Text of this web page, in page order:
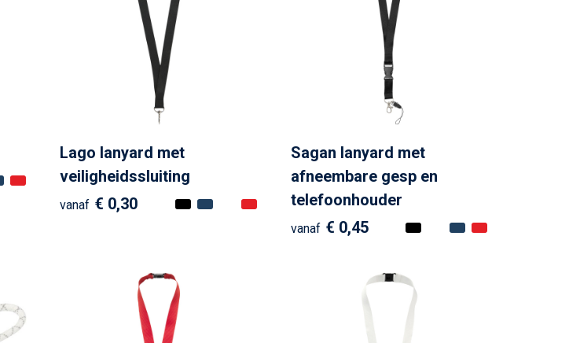
Lago lanyard met
veiligheidssluiting
vanaf € 0,30
Sagan lanyard met
afneembare gesp en
telefoonhouder
vanaf € 0,45